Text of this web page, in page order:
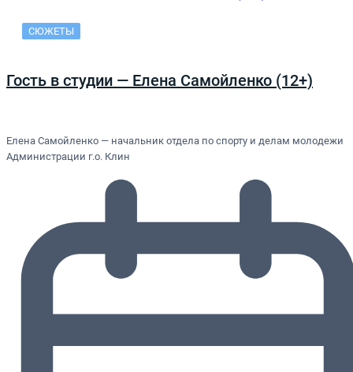
СЮЖЕТЫ
Гость в студии — Елена Самойленко (12+)
Елена Самойленко — начальник отдела по спорту и делам молодежи
Администрации г.о. Клин